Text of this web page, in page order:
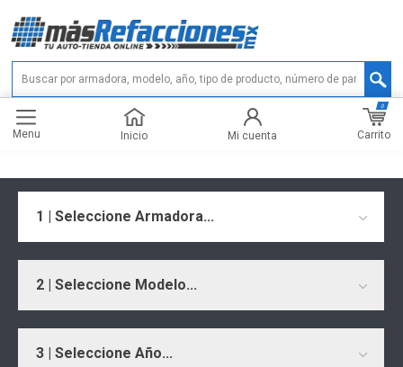
Menu Inicio Mi cuenta Carrito
0
1 | Seleccione Armadora...
2 | Seleccione Modelo...
3 | Seleccione Año...